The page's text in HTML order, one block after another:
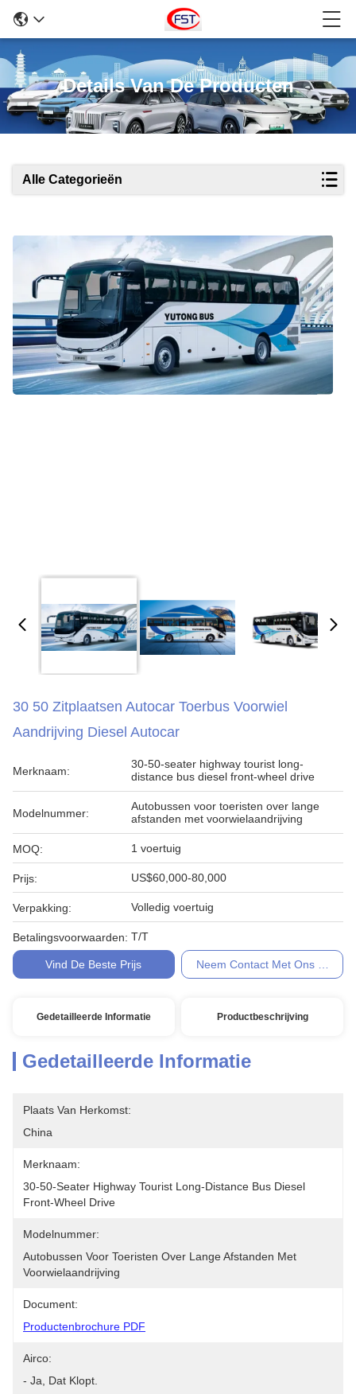
Details Van De Producten
Alle Categorieën
30 50 Zitplaatsen Autocar Toerbus Voorwiel
Aandrijving Diesel Autocar
Merknaam:
30-50-seater highway tourist long-
distance bus diesel front-wheel drive
Modelnummer:
Autobussen voor toeristen over lange
afstanden met voorwielaandrijving
MOQ: 1 voertuig
Prijs: US$60,000-80,000
Verpakking: Volledig voertuig
Betalingsvoorwaarden: T/T
Vind De Beste Prijs Neem Contact Met Ons Op
Gedetailleerde Informatie Productbeschrijving
Gedetailleerde Informatie
Plaats Van Herkomst:
China
Merknaam:
30-50-Seater Highway Tourist Long-Distance Bus Diesel
Front-Wheel Drive
Modelnummer:
Autobussen Voor Toeristen Over Lange Afstanden Met
Voorwielaandrijving
Document:
Productenbrochure PDF
Airco:
- Ja, Dat Klopt.